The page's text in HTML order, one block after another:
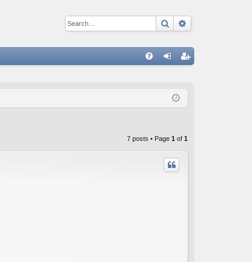
Search
ist
7 posts • Page 1 of 1